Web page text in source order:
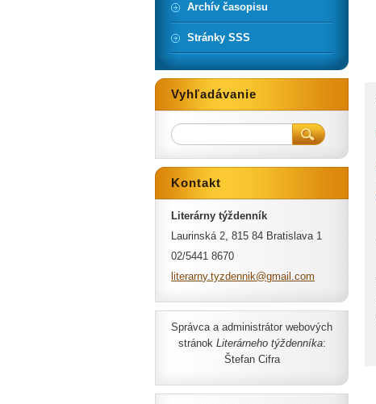
Archív časopisu
Stránky SSS
Vyhľadávanie
Kontakt
Literárny týždenník
Laurinská 2, 815 84 Bratislava 1
02/5441 8670
literarny.tyzdennik@gmai l.com
Správca a administrátor webových
stránok Literárneho týždenníka:
Štefan Cifra